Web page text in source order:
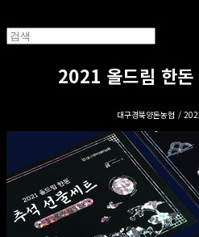
2021 올드림 한돈
대구경북양돈농협 /